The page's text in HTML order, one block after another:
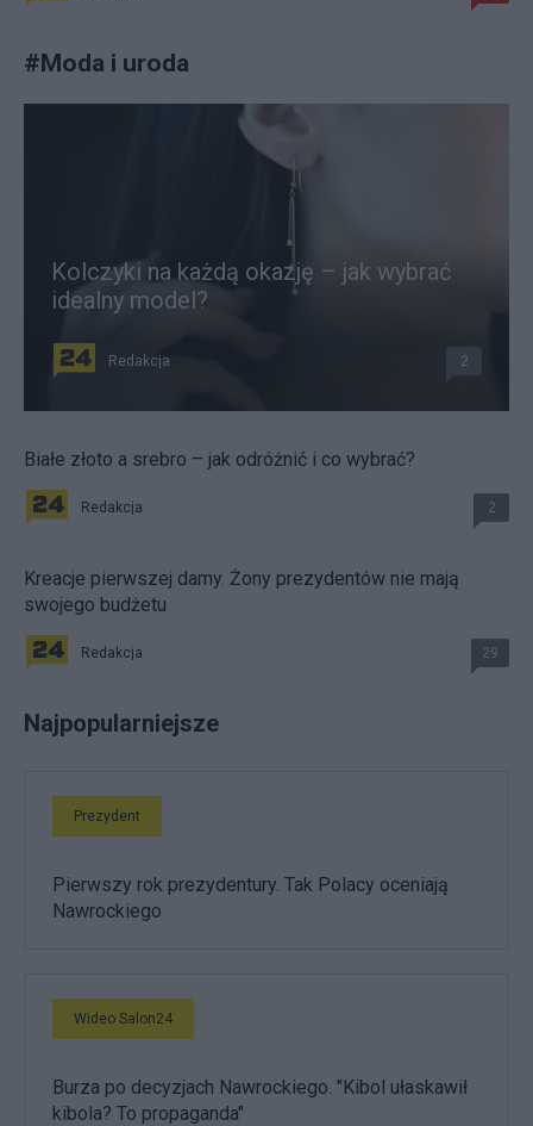
#Moda i uroda
Kolczyki na każdą okazję – jak wybrać
idealny model?
Redakcja 2
Białe złoto a srebro – jak odróżnić i co wybrać?
Redakcja 2
Kreacje pierwszej damy. Żony prezydentów nie mają
swojego budżetu
Redakcja 29
Najpopularniejsze
Prezydent
Pierwszy rok prezydentury. Tak Polacy oceniają
Nawrockiego
Wideo Salon24
Burza po decyzjach Nawrockiego. "Kibol ułaskawił
kibola? To propaganda"